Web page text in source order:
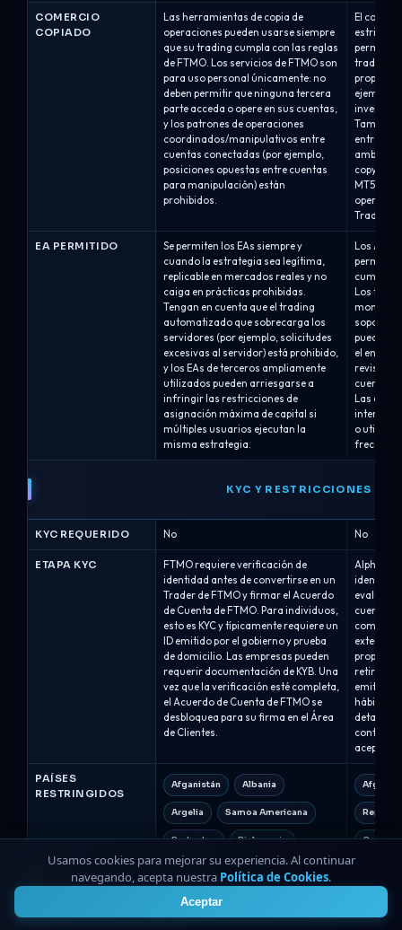
COMERCIO
COPIADO
Las herramientas de copia de
operaciones pueden usarse siempre
que su trading cumpla con las reglas
de FTMO. Los servicios de FTMO son
para uso personal únicamente: no
deben permitir que ninguna tercera
parte acceda o opere en sus cuentas,
y los patrones de operaciones
coordinados/manipulativos entre
cuentas conectadas (por ejemplo,
posiciones opuestas entre cuentas
para manipulación) están
prohibidos.
El copy
permite
trader
ejemplo,
inversor/
También
entre dos
ambos
copy
MT5
EA PERMITIDO
Se permiten los EAs siempre y
cuando la estrategia sea legítima,
replicable en mercados reales y no
caiga en prácticas prohibidas.
Tengan en cuenta que el trading
automatizado que sobrecarga los
servidores (por ejemplo, solicitudes
excesivas al servidor) está prohibido,
y los EAs de terceros ampliamente
utilizados pueden arriesgarse a
infringir las restricciones de
asignación máxima de capital si
múltiples usuarios ejecutan la
misma estrategia.
Los
cumplan
Los
soporte
puede
el enlace
cuentas
Las
intentan
o utilizan
KYC Y RESTRICCIONES
KYC REQUERIDO No No
ETAPA KYC
FTMO requiere verificación de
identidad antes de convertirse en un
Trader de FTMO y firmar el Acuerdo
de Cuenta de FTMO. Para individuos,
esto es KYC y típicamente requiere un
ID emitido por el gobierno y prueba
de domicilio. Las empresas pueden
requerir documentación de KYB. Una
vez que la verificación esté completa,
el Acuerdo de Cuenta de FTMO se
desbloquea para su firma en el Área
de Clientes.
Alpha
identidad
cuenta
externo
retiro/
emiten
hábiles
detalles
contra la
aceptan
PAÍSES
RESTRINGIDOS
Afganistán Albania
Argelia Samoa Americana
Barbados Bielorrusia
Burkina Faso Burundi
Camboya
Cuba
Eritrea
Usamos cookies para mejorar su experiencia. Al continuar
navegando, acepta nuestra Política de Cookies.
Aceptar